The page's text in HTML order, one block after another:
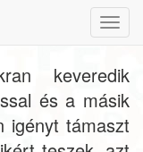
keveredik
és a másik
igényt támaszt